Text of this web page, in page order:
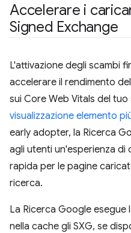
Accelerare i
Signed Exchange
L'attivazione degli scambi
accelerare il rendimento
sui Core Web Vitals del
visualizzazione elemento
early adopter, la Ricerca
agli utenti un'esperienza di
rapida per le pagine
ricerca.
La Ricerca Google esegue
nella cache gli SXG, se